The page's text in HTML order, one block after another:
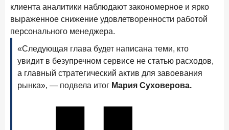
3 декабря 2025 года ИССЛЕДОВАНИЕ
Почему опытные инвесторы в России чувствуют себя
начинающими?
25 ноября 2025 года ИССЛЕДОВАНИЕ
Клиент стал партнером: как трансформируется рынок
инвестиций
Ипотека. Итоги октября 2025 года
клиента аналитики наблюдают закономерное и ярко
выраженное снижение удовлетворенности работой
персонального менеджера.
«Следующая глава будет написана теми, кто
увидит в безупречном сервисе не статью расходов,
а главный стратегический актив для завоевания
рынка», — подвела итог Мария Суховерова.